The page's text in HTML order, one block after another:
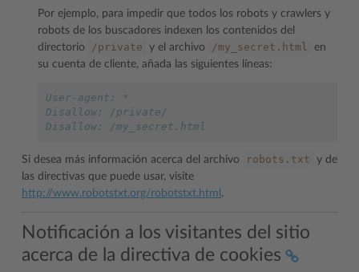
Por ejemplo, para impedir que todos los robots y crawlers y
robots de los buscadores indexen los contenidos del
directorio
/private y el archivo /my_secret.html
en
su cuenta de cliente, añada las siguientes líneas:
User-agent: *
Disallow: /private/
Disallow: /my_secret.html
Si desea más información acerca del archivo robots.txt
y de
las directivas que puede usar, visite
http://www.robotstxt.org/robotstxt.html .
Notificación a los visitantes del sitio
acerca de la directiva de cookies